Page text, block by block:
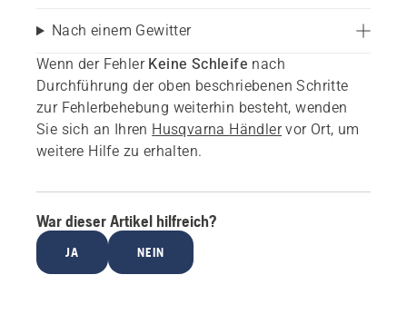
Nach einem Gewitter
Wenn der Fehler Keine Schleife nach
Durchführung der oben beschriebenen Schritte
zur Fehlerbehebung weiterhin besteht, wenden
Sie sich an Ihren Husqvarna Händlervor Ort, um
weitere Hilfe zu erhalten.
War dieser Artikel hilfreich?
JA NEIN